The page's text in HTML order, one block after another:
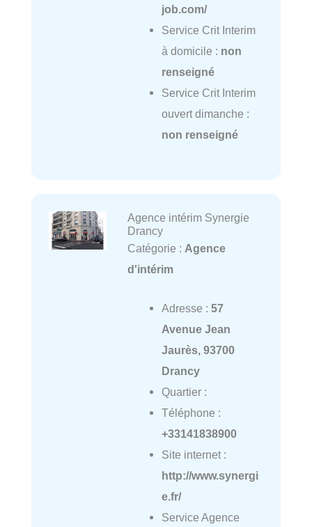
job.com/
Service Crit Interim
à domicile : non
renseigné
Service Crit Interim
ouvert dimanche :
non renseigné
Agence intérim Synergie
Drancy
Catégorie : Agence
d'intérim
Adresse : 57
Avenue Jean
Jaurès, 93700
Drancy
Quartier :
Téléphone :
+33141838900
Site internet :
http://www.synergi
e.fr/
Service Agence